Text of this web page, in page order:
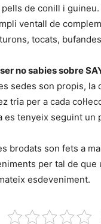
de conill i guineu.
ventall de
tocats,
no sabies sobre
sedes son propis, la
tria per a cada
es tenyeix seguint un
brodats son fets a
per tal de
esdeveniment.